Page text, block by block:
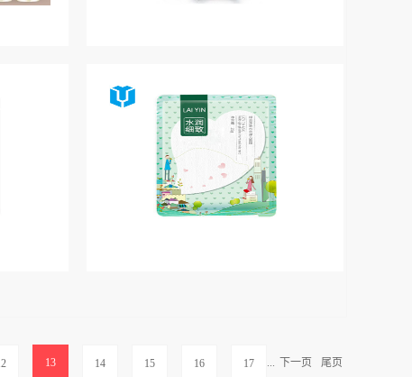
13 14 15 16 17 ... 下一页 尾页